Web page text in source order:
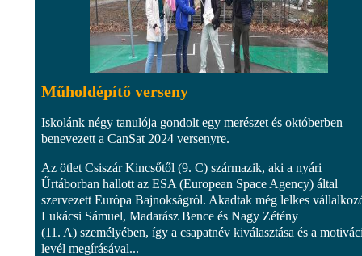
Műholdépítő verseny
Iskolánk négy tanulója gondolt egy merészet és októberben
benevezett a CanSat 2024 versenyre.
Az ötlet Csiszár Kincsőtől (9. C) származik, aki a nyári
Űrtáborban hallott az ESA (European Space Agency) által
szervezett Európa Bajnokságról. Akadtak még lelkes
Lukácsi Sámuel, Madarász Bence és Nagy Zétény
(11. A) személyében, így a csapatnév kiválasztása és a
levél megírásával...